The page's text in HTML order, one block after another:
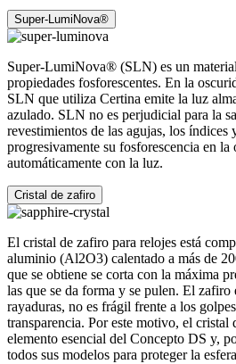
Super-LumiNova®
Super-LumiNova® (SLN) es un
propiedades fosforescentes. En la
SLN que utiliza Certina emite la luz
azulado. SLN no es perjudicial para la
revestimientos de las agujas, los índices
progresivamente su fosforescencia en la
automáticamente con la luz.
Cristal de zafiro
El cristal de zafiro para relojes está
aluminio (Al2O3) calentado a más de
que se obtiene se corta con la máxima
las que se da forma y se pulen. El zafiro
rayaduras, no es frágil frente a los
transparencia. Por este motivo, el cristal
elemento esencial del Concepto DS y,
todos sus modelos para proteger la